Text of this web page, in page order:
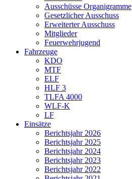
Ausschüsse Organigramme
Gesetzlicher Ausschuss
Erweiterter Ausschuss
Mitglieder
Feuerwehrjugend
Fahrzeuge
KDO
MTF
ELF
HLF 3
TLFA 4000
WLF-K
LF
Einsätze
Berichtsjahr 2026
Berichtsjahr 2025
Berichtsjahr 2024
Berichtsjahr 2023
Berichtsjahr 2022